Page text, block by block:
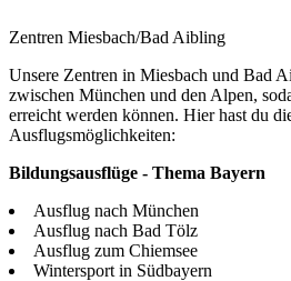
Zentren Miesbach/Bad Aibling
Unsere Zentren in Miesbach und Bad
zwischen München und den Alpen,
erreicht werden können. Hier hast du
Ausflugsmöglichkeiten:
Bildungsausflüge - Thema Bayern
Ausflug nach München
Ausflug nach Bad Tölz
Ausflug zum Chiemsee
Wintersport in Südbayern